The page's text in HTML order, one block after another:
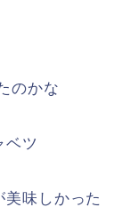
のかな
ベツ
美味しかった